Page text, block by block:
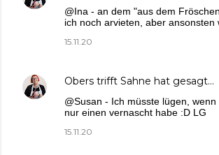
@Ina - an dem "aus dem
ich noch arvieten, aber ansonsten
15.11.20
Obers trifft Sahne hat gesagt…
@Susan - Ich müsste lügen,
nur einen vernascht habe :D LG
15.11.20